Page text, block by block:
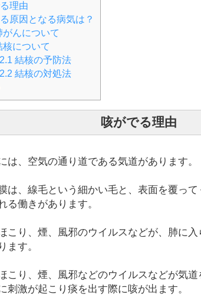
理由
原因となる病気は？
がんについて
核について
結核の予防法
結核の対処法
咳がでる理由
は、空気の通り道である気道があります。
は、線毛という細かい毛と、表面を覆っ
る働きがあります。
こり、煙、風邪のウイルスなどが、肺に
ます。
こり、煙、風邪などのウイルスなどが気
刺激が起こり痰を出す際に咳が出ます。